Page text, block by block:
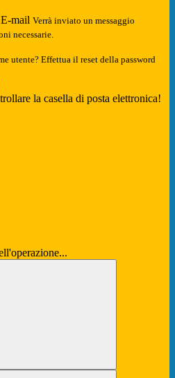
E-mail Verrà inviato un messaggio
necessarie.
utente? Effettua il reset della password
la casella di posta elettronica!